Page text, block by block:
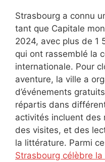
Strasbourg a connu
tant que Capitale
2024, avec plus de 1
qui ont rassemblé la
internationale. Pour
aventure, la ville a
d’événements
répartis dans
activités incluent des
des visites, et des
la littérature. Parmi
Strasbourg célèbre